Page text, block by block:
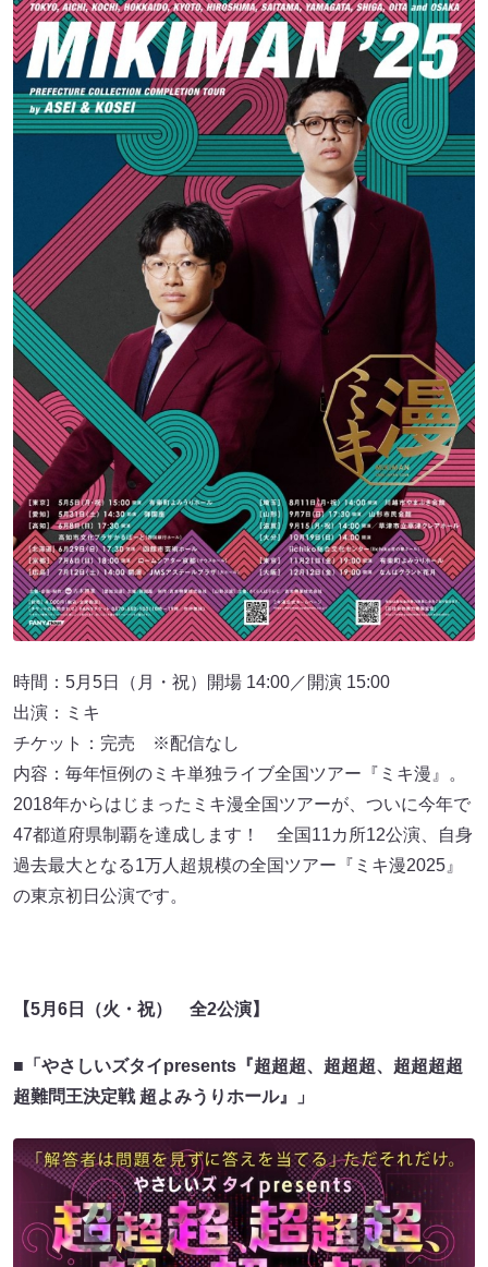
時間：5月5日（月・祝）開場 14:00／開演 15:00
出演：ミキ
チケット：完売 ※配信なし
内容：毎年恒例のミキ単独ライブ全国ツアー『ミキ漫』。
2018年からはじまったミキ漫全国ツアーが、ついに今年で
47都道府県制覇を達成します！ 全国11カ所12公演、自身
過去最大となる1万人超規模の全国ツアー『ミキ漫2025』
の東京初日公演です。
【5月6日（火・祝） 全2公演】
■「やさしいズタイpresents『超超超、超超超、超超超超
超難問王決定戦 超よみうりホール』」